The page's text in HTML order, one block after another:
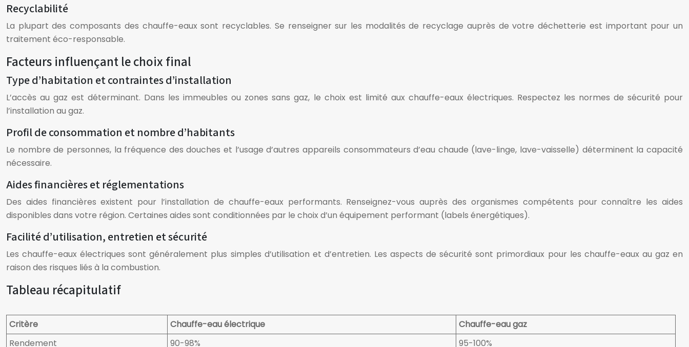
Recyclabilité
La plupart des composants des chauffe-eaux sont recyclables. Se renseigner sur les modalités de recyclage auprès de votre déchetterie est important pour un
traitement éco-responsable.
Facteurs influençant le choix final
Type d’habitation et contraintes d’installation
L’accès au gaz est déterminant. Dans les immeubles ou zones sans gaz, le choix est limité aux chauffe-eaux électriques. Respectez les normes de sécurité pour
l’installation au gaz.
Profil de consommation et nombre d’habitants
Le nombre de personnes, la fréquence des douches et l’usage d’autres appareils consommateurs d’eau chaude (lave-linge, lave-vaisselle) déterminent la capacité
nécessaire.
Aides financières et réglementations
Des aides financières existent pour l’installation de chauffe-eaux performants. Renseignez-vous auprès des organismes compétents pour connaître les aides
disponibles dans votre région. Certaines aides sont conditionnées par le choix d’un équipement performant (labels énergétiques).
Facilité d’utilisation, entretien et sécurité
Les chauffe-eaux électriques sont généralement plus simples d’utilisation et d’entretien. Les aspects de sécurité sont primordiaux pour les chauffe-eaux au gaz en
raison des risques liés à la combustion.
Tableau récapitulatif
Critère Chauffe-eau électrique
Chauffe-eau gaz
Rendement
90-98%
95-100%